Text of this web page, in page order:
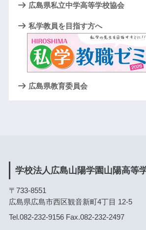
広島県私立中学高等学校協会
私学教員を目指す方へ
広島県教育委員会
学校法人広島山陽学園山陽高等
〒733-8551
広島県広島市西区観音新町4丁目 12-5
Tel.082-232-9156 Fax.082-232-2497